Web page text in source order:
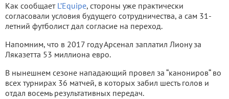
Как сообщает L’Equipe, стороны уже практически
согласовали условия будущего сотрудничества, а сам 31-
летний футболист дал согласие на переход.
Напомним, что в 2017 году Арсенал заплатил Лиону за
Ляказетта 53 миллиона евро.
В нынешнем сезоне нападающий провел за “канониров“ во
всех турнирах 36 матчей, в которых забил шесть голов и
отдал восемь результативных передач.